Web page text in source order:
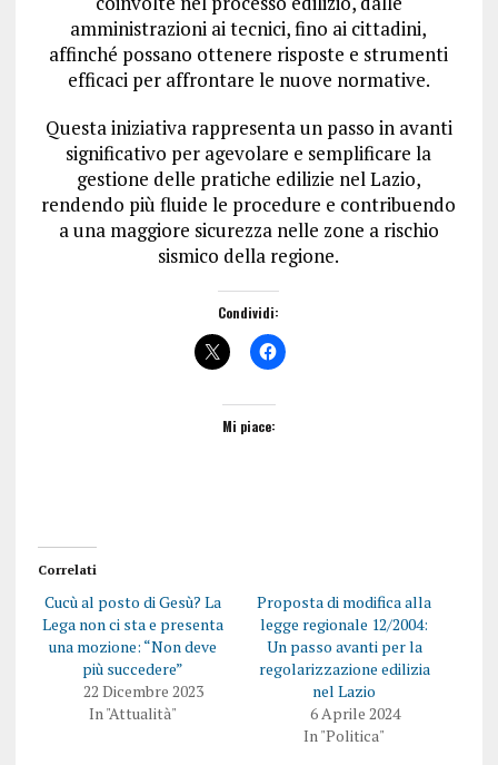
amministrazioni ai tecnici, fino ai cittadini,
affinché possano ottenere risposte e strumenti
efficaci per affrontare le nuove normative.
Questa iniziativa rappresenta un passo in avanti
significativo per agevolare e semplificare la
gestione delle pratiche edilizie nel Lazio,
rendendo più fluide le procedure e contribuendo
a una maggiore sicurezza nelle zone a rischio
sismico della regione.
Condividi:
Mi piace:
Correlati
Cucù al posto di Gesù? La
Lega non ci sta e presenta
una mozione: “Non deve
più succedere”
22 Dicembre 2023
In "Attualità"
Proposta di modifica alla
legge regionale 12/2004:
Un passo avanti per la
regolarizzazione edilizia
nel Lazio
6 Aprile 2024
In "Politica"